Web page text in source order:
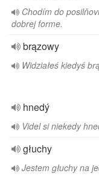
Chodím do
dobrej forme.
brązowy
Widziałeś kiedyś
hnedý
Videl si niekedy
głuchy
Jestem głuchy na